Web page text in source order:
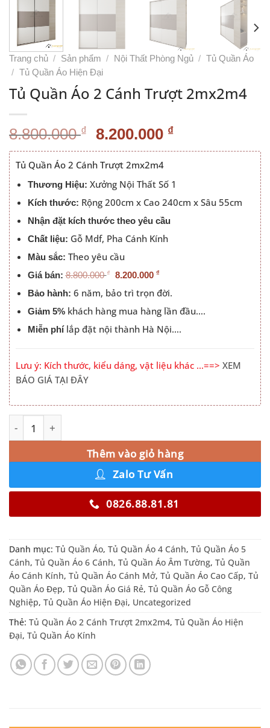
Trang chủ / Sản phẩm / Nội Thất Phòng Ngủ / Tủ Quần Áo
/ Tủ Quần Áo Hiện Đại
Tủ Quần Áo 2 Cánh Trượt 2mx2m4
8.800.000₫ Giá
gốc
là:
8.800.000 ₫.
8.200.000 ₫Giá
hiện
là:
8.200.000 ₫.
Tủ Quần Áo 2 Cánh Trượt 2mx2m4
Thương Hiệu: Xưởng Nội Thất Số 1
Kích thước: Rộng 200cm x Cao 240cm x Sâu 55cm
Nhận đặt kích thước theo yêu cầu
Chất liệu: Gỗ Mdf, Pha Cánh Kính
Màu sắc: Theo yêu cầu
Giá bán:8.800.000 ₫ 8.200.000 ₫
Bảo hành: 6 năm, bảo trì trọn đời.
Giảm 5%khách hàng mua hàng lần đầu….
Miễn phílắp đặt nội thành Hà Nội….
Lưu ý: Kích thước, kiểu dáng, vật liệu khác …==> XEM
BÁO GIÁ TẠI ĐÂY
Tủ Quần Áo 2 Cánh Trượt 2mx2m4 số lượng
Thêm vào giỏ hàng
Alternative:
Zalo Tư Vấn
0826.88.81.81
Danh mục: Tủ Quần Áo, Tủ Quần Áo 4 Cánh, Tủ Quần Áo 5
Cánh, Tủ Quần Áo 6 Cánh, Tủ Quần Áo Âm Tường, Tủ Quần
Áo Cánh Kính, Tủ Quần Áo Cánh Mở, Tủ Quần Áo Cao Cấp, Tủ
Quần Áo Đẹp, Tủ Quần Áo Giá Rẻ, Tủ Quần Áo Gỗ Công
Nghiệp, Tủ Quần Áo Hiện Đại, Uncategorized
Thẻ: Tủ Quần Áo 2 Cánh Trượt 2mx2m4, Tủ Quần Áo Hiện
Đại, Tủ Quần Áo Kính